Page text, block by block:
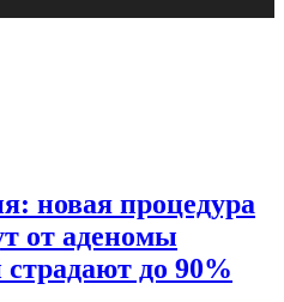
новая процедура
от аденомы
до 90%